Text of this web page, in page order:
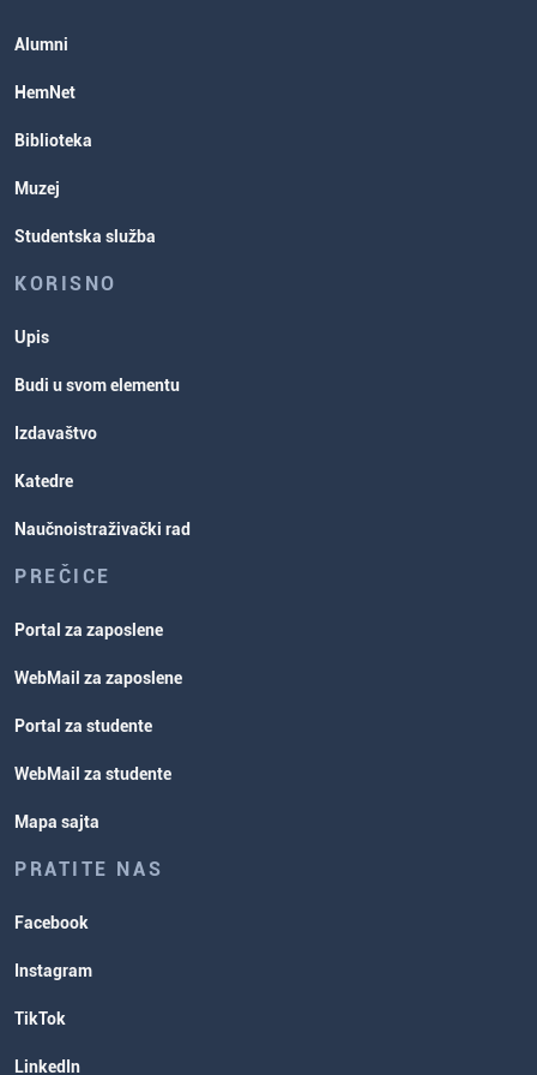
Alumni
HemNet
Biblioteka
Muzej
Studentska služba
KORISNO
Upis
Budi u svom elementu
Izdavaštvo
Katedre
Naučnoistraživački rad
PREČICE
Portal za zaposlene
WebMail za zaposlene
Portal za studente
WebMail za studente
Mapa sajta
PRATITE NAS
Facebook
Instagram
TikTok
LinkedIn